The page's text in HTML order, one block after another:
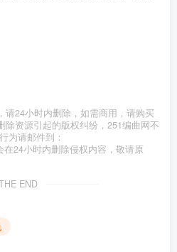
请24小时内删除，如需商用，请购买
除资源引起的版权纠纷，251编曲网不
为请邮件到：
在24小时内删除侵权内容，敬请原
END